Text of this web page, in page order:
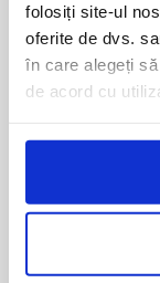
folosiți site-ul
oferite de dvs.
în care alegeți
de acord cu
Curse din
ADJUD
ALESD